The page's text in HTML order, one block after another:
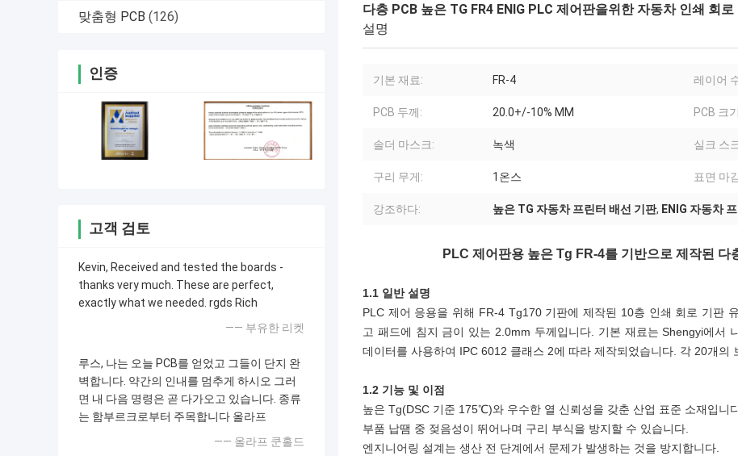
맞춤형 PCB (126)
인증
고객 검토
Kevin, Received and tested the boards -
thanks very much. These are perfect,
exactly what we needed. rgds Rich
—— 부유한 리켓
루스, 나는 오늘 PCB를 얻었고 그들이 단지 완
벽합니다. 약간의 인내를 멈추게 하시오 그러
면 내 다음 명령은 곧 다가오고 있습니다. 종류
는 함부르크로부터 주목합니다 올라프
—— 올라프 쿤홀드
다층 PCB 높은 TG FR4 ENIG PLC 제어판을위한 자동차 인쇄 회로
설명
기본 재료: FR-4 레이어
PCB 두께: 20.0+/-10% MM PCB 크
솔더 마스크: 녹색 실크 스
구리 무게: 1온스 표면 마
강조하다: 높은 TG 자동차 프린터 배선 기판, ENIG 자동차
PLC 제어판용 높은 Tg FR-4를 기반으로 제작된 다
1.1 일반 설명
PLC 제어 응용을 위해 FR-4 Tg170 기판에 제작된 10층 인쇄 회로 기판
고 패드에 침지 금이 있는 2.0mm 두께입니다. 기본 재료는 Shengyi에서
데이터를 사용하여 IPC 6012 클래스 2에 따라 제작되었습니다. 각 20개의
1.2 기능 및 이점
높은 Tg(DSC 기준 175℃)와 우수한 열 신뢰성을 갖춘 산업 표준 소재입니
부품 납땜 중 젖음성이 뛰어나며 구리 부식을 방지할 수 있습니다.
엔지니어링 설계는 생산 전 단계에서 문제가 발생하는 것을 방지합니다.